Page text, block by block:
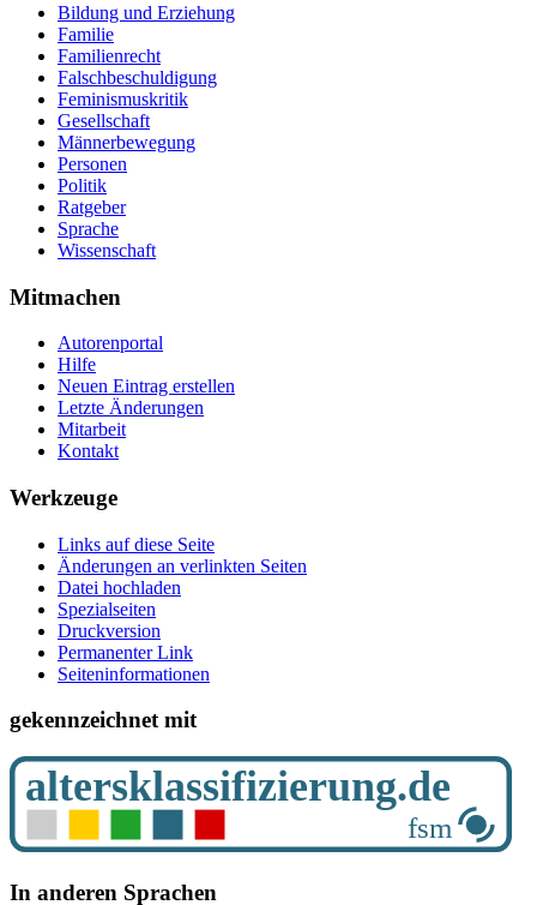
Bildung und Erziehung
Familie
Familienrecht
Falschbeschuldigung
Feminismuskritik
Gesellschaft
Männerbewegung
Personen
Politik
Ratgeber
Sprache
Wissenschaft
Mitmachen
Autorenportal
Hilfe
Neuen Eintrag erstellen
Letzte Änderungen
Mitarbeit
Kontakt
Werkzeuge
Links auf diese Seite
Änderungen an verlinkten Seiten
Datei hochladen
Spezialseiten
Druckversion
Permanenter Link
Seiten­­informationen
gekennzeichnet mit
In anderen Sprachen